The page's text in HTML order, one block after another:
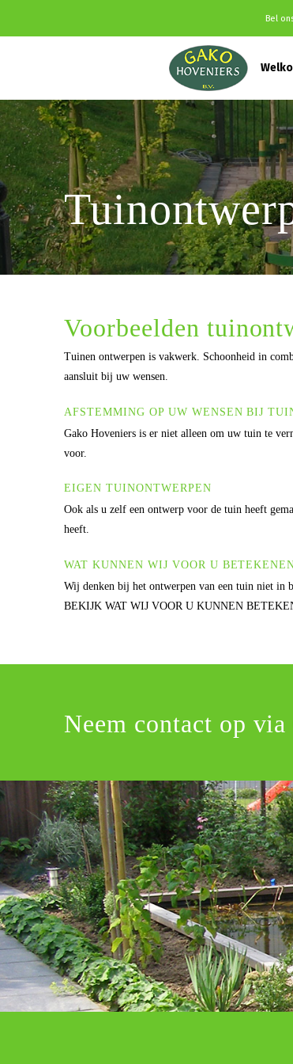
Bel
Voorbeelden
Tuinen ontwerpen is vakwerk. Schoonheid in
aansluit bij uw wensen.
AFSTEMMING OP UW WENSEN BIJ
Gako Hoveniers is er niet alleen om uw tuin te
voor.
EIGEN TUINONTWERPEN
Ook als u zelf een ontwerp voor de tuin heeft
heeft.
WAT KUNNEN WIJ VOOR U
Wij denken bij het ontwerpen van een tuin niet
BEKIJK WAT WIJ VOOR U KUNNEN
Neem contact op via